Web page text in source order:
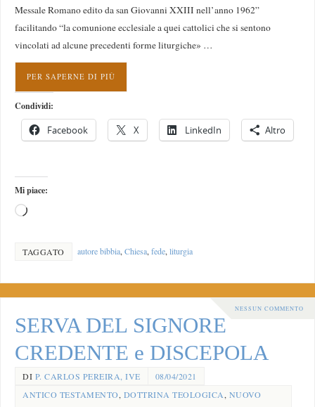
Messale Romano edito da san Giovanni XXIII nell’anno 1962”
facilitando “la comunione ecclesiale a quei cattolici che si sentono
vincolati ad alcune precedenti forme liturgiche» …
PER SAPERNE DI PIÙ
Condividi:
Facebook X LinkedIn Altro
Mi piace:
TAGGATO autore bibbia, Chiesa, fede, liturgia
NESSUN COMMENTO
SERVA DEL SIGNORE
CREDENTE e DISCEPOLA
DI P. CARLOS PEREIRA, IVE
08/04/2021
ANTICO TESTAMENTO, DOTTRINA TEOLOGICA, NUOVO